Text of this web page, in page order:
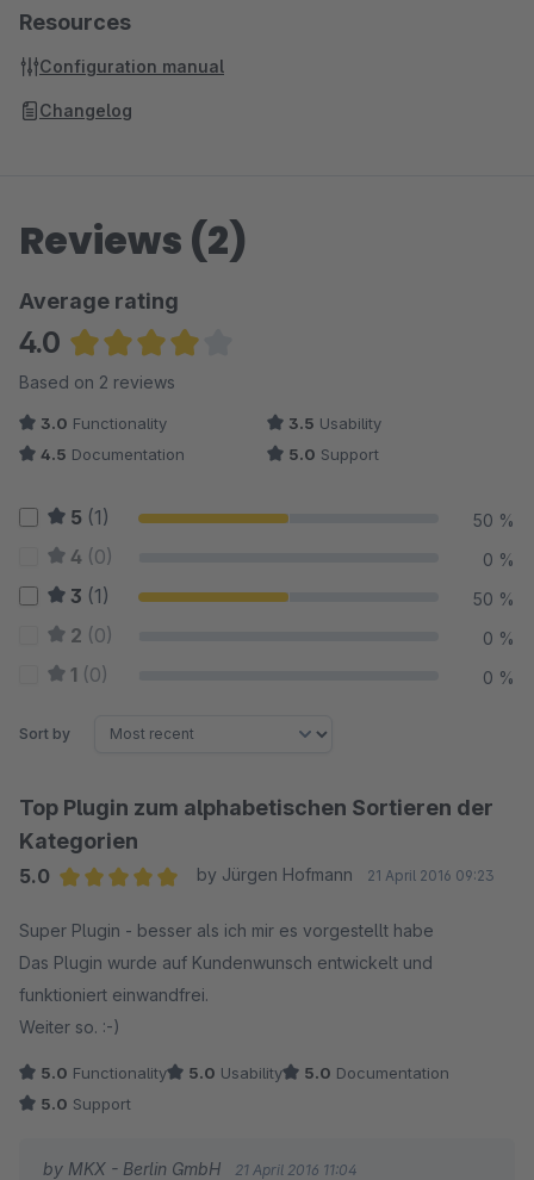
Resources
Configuration manual
Changelog
Reviews (2)
Average rating
4.0
Average rating of 4 out of 5 stars
Based on 2 reviews
3.0 Functionality 3.5 Usability
4.5 Documentation 5.0 Support
5 (1) 50 %
4 (0) 0 %
3 (1) 50 %
2 (0) 0 %
1 (0) 0 %
Sort by
Top Plugin zum alphabetischen Sortieren der
Kategorien
5.0
by Jürgen Hofmann 21 April 2016 09:23
Super Plugin - besser als ich mir es vorgestellt habe
Das Plugin wurde auf Kundenwunsch entwickelt und
funktioniert einwandfrei.
Weiter so. :-)
5.0 Functionality 5.0 Usability 5.0 Documentation
5.0 Support
by MKX - Berlin GmbH 21 April 2016 11:04